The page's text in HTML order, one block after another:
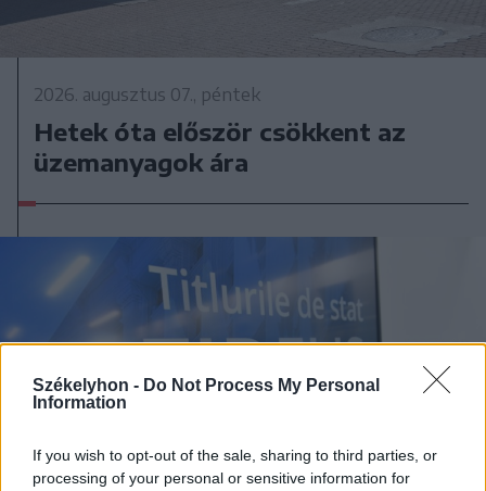
Székelyhon - Do Not Process My Personal
Information
If you wish to opt-out of the sale, sharing to third parties, or
processing of your personal or sensitive information for
2026. augusztus 07., péntek
Hetek óta először csökkent az
üzemanyagok ára